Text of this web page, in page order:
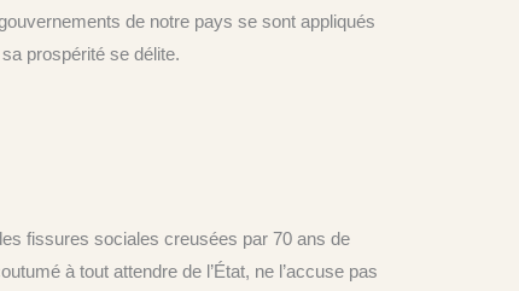
de notre pays se sont appliqués
prospérité se délite.
fissures sociales creusées par 70 ans de
à tout attendre de l’État, ne l’accuse pas